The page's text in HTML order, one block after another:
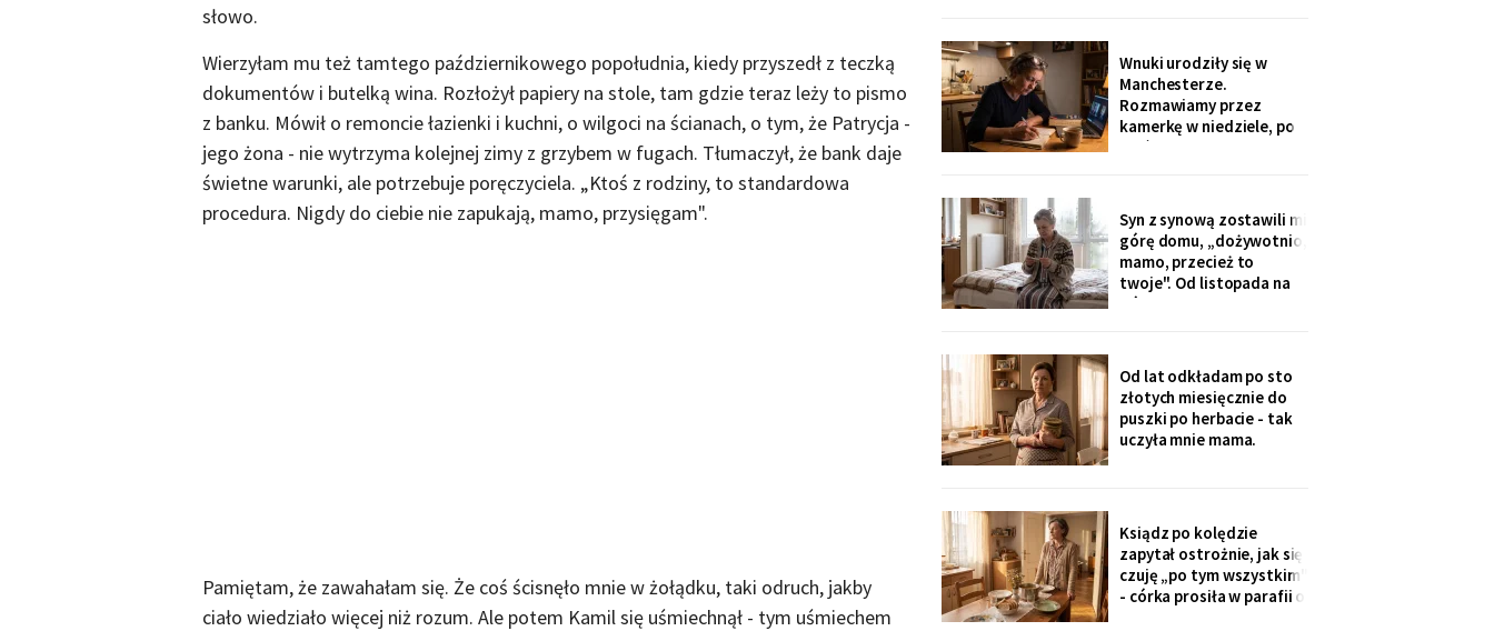
słowo.
Wierzyłam mu też tamtego październikowego popołudnia, kiedy przyszedł z teczką
dokumentów i butelką wina. Rozłożył papiery na stole, tam gdzie teraz leży to pismo
z banku. Mówił o remoncie łazienki i kuchni, o wilgoci na ścianach, o tym, że Patrycja -
jego żona - nie wytrzyma kolejnej zimy z grzybem w fugach. Tłumaczył, że bank daje
świetne warunki, ale potrzebuje poręczyciela. „Ktoś z rodziny, to standardowa
procedura. Nigdy do ciebie nie zapukają, mamo, przysięgam".
Pamiętam, że zawahałam się. Że coś ścisnęło mnie w żołądku, taki odruch, jakby
ciało wiedziało więcej niż rozum. Ale potem Kamil się uśmiechnął - tym uśmiechem
jesteśmy spokojni,
mamo". Od marca nikt nie
przyjechał. Na każdym
pudełku naklejka: moje
imię
Wnuki urodziły się w
Manchesterze.
Rozmawiamy przez
kamerkę w niedziele, po
pięć minut, bo „im się
angielsku, a syn
przetłumaczył ze
śmiechem: „pyta, kim jest
ta pani". Kupiłam zeszyt i
uczę się angielskiego
Syn z synową zostawili mi
górę domu, „dożywotnio,
mamo, przecież to
twoje". Od listopada na
górze grzeje tylko jeden
Rano w moim pokoju jest
czternaście stopni.
Termometr przyniosła mi
wnuczka - ona
Od lat odkładam po sto
złotych miesięcznie do
puszki po herbacie - tak
uczyła mnie mama.
wizycie żartuje przy
wszystkich: „u mamy
bank, a my się męczymy z
kredytem". Puszkę
Ksiądz po kolędzie
zapytał ostrożnie, jak się
czuję „po tym wszystkim"
- córka prosiła w parafii o